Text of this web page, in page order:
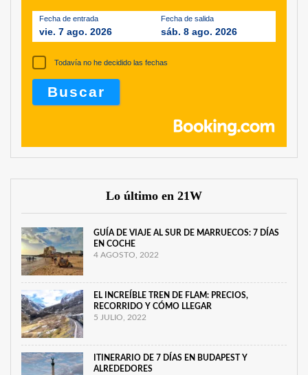
Fecha de entrada
vie. 7 ago. 2026
Fecha de salida
sáb. 8 ago. 2026
Todavía no he decidido las fechas
Lo último en 21W
GUÍA DE VIAJE AL SUR DE MARRUECOS: 7 DÍAS
EN COCHE
4 AGOSTO, 2022
EL INCREÍBLE TREN DE FLAM: PRECIOS,
RECORRIDO Y CÓMO LLEGAR
5 JULIO, 2022
ITINERARIO DE 7 DÍAS EN BUDAPEST Y
ALREDEDORES